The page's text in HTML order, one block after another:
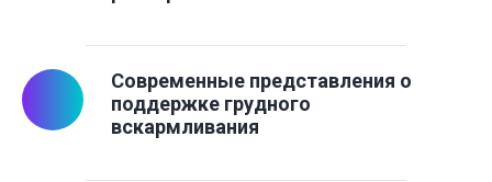
Современные представления о
поддержке грудного
вскармливания